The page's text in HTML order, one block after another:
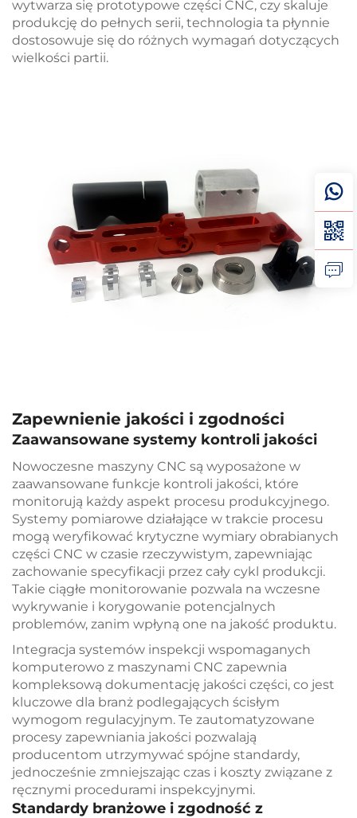
wytwarza się prototypowe części CNC, czy skaluje
produkcję do pełnych serii, technologia ta płynnie
dostosowuje się do różnych wymagań dotyczących
wielkości partii.
Zapewnienie jakości i zgodności
Zaawansowane systemy kontroli jakości
Nowoczesne maszyny CNC są wyposażone w
zaawansowane funkcje kontroli jakości, które
monitorują każdy aspekt procesu produkcyjnego.
Systemy pomiarowe działające w trakcie procesu
mogą weryfikować krytyczne wymiary obrabianych
części CNC w czasie rzeczywistym, zapewniając
zachowanie specyfikacji przez cały cykl produkcji.
Takie ciągłe monitorowanie pozwala na wczesne
wykrywanie i korygowanie potencjalnych
problemów, zanim wpłyną one na jakość produktu.
Integracja systemów inspekcji wspomaganych
komputerowo z maszynami CNC zapewnia
kompleksową dokumentację jakości części, co jest
kluczowe dla branż podlegających ścisłym
wymogom regulacyjnym. Te zautomatyzowane
procesy zapewniania jakości pozwalają
producentom utrzymywać spójne standardy,
jednocześnie zmniejszając czas i koszty związane z
ręcznymi procedurami inspekcyjnymi.
Standardy branżowe i zgodność z